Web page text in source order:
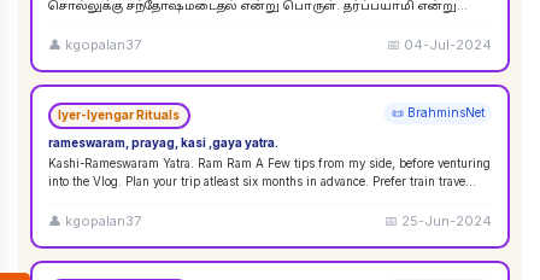
சொல்லுக்கு சந்தோஷமடைதல் என்று பொருள். தர்ப்பயாமி என்று
கொள்ளலாம்...
👤 kgopalan37 📅 04-Jul-2024
Iyer-Iyengar Rituals 📜 BrahminsNet
rameswaram, prayag, kasi ,gaya yatra.
Kashi-Rameswaram Yatra. Ram Ram A Few tips from my side, before venturing
into the Vlog. Plan your trip atleast six months in advance. Prefer train trave...
👤 kgopalan37 📅 25-Jun-2024